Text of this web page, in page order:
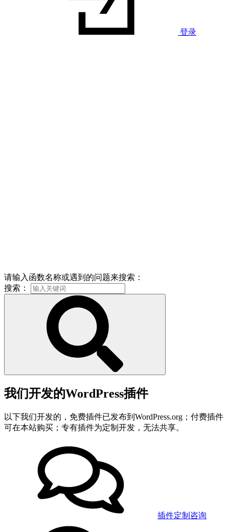
登录
请输入函数名称或遇到的问题来搜索：
搜索：
我们开发的WordPress插件
以下我们开发的，免费插件已发布到WordPress.org；付费插件
可在本站购买；专有插件为定制开发，无法共享。
插件定制咨询